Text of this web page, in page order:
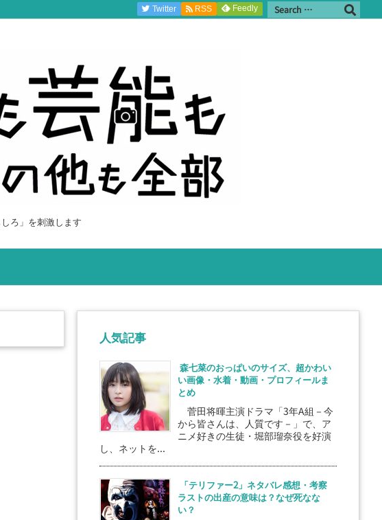
ろ」を刺激します
Twitter RSS Feedly
人気記事
森七菜のおっぱいのサイズ、超かわい
い画像・水着・動画・プロフィールま
とめ
菅田将暉主演ドラマ「3年A組－今
から皆さんは、人質です－」で、ア
ニメ好きの生徒・堀部瑠奈役を好演
し、ネットを...
「テリファー2」ネタバレ感想・考察
ラストの出産の意味は？なぜ死なな
い？